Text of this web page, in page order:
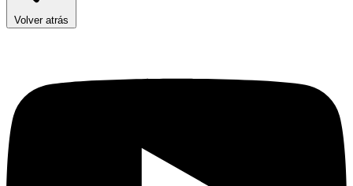
Volver atrás